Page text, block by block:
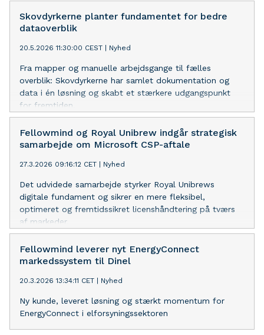
Skovdyrkerne planter fundamentet for bedre
dataoverblik
20.5.2026 11:30:00 CEST Nyhed
Fra mapper og manuelle arbejdsgange til fælles
overblik: Skovdyrkerne har samlet dokumentation og
data i én løsning og skabt et stærkere udgangspunkt
for fremtiden.
Fellowmind og Royal Unibrew indgår strategisk
samarbejde om Microsoft CSP-aftale
27.3.2026 09:16:12 CET Nyhed
Det udvidede samarbejde styrker Royal Unibrews
digitale fundament og sikrer en mere fleksibel,
optimeret og fremtidssikret licenshåndtering på tværs
af markeder.
Fellowmind leverer nyt EnergyConnect
markedssystem til Dinel
20.3.2026 13:34:11 CET Nyhed
Ny kunde, leveret løsning og stærkt momentum for
EnergyConnect i elforsyningssektoren